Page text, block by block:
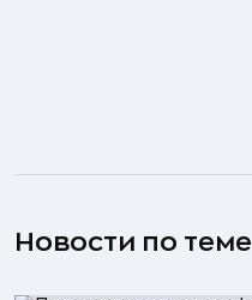
Новости по теме